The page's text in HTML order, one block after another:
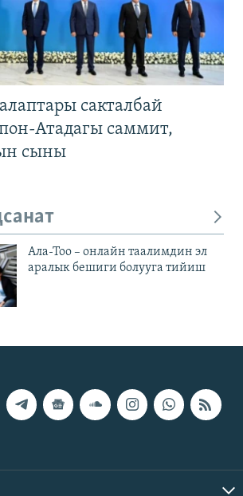
сакталбай
Атадагы саммит,
сыны
Ала-Тоо – онлайн таалимдин эл
аралык бешиги болууга тийиш